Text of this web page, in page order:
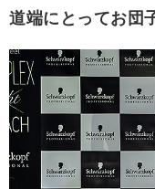
道端にとってお団